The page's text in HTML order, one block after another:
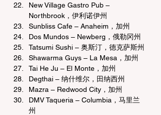
New Village Gastro Pub –
Northbrook，伊利诺伊州
Sunbliss Cafe – Anaheim，加州
Dos Mundos – Newberg，俄勒冈州
Tatsumi Sushi – 奥斯汀，德克萨斯州
Shawarma Guys – La Mesa，加州
Tai He Ju – El Monte，加州
Degthai – 纳什维尔，田纳西州
Mazra – Redwood City，加州
DMV Taqueria – Columbia，马里兰
州